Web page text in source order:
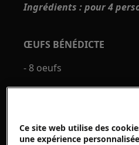
Ingrédients : pour 4
ŒUFS BÉNÉDICTE
- 8 oeufs
- Le vinaigre
Ce site web utilise des
une expérience